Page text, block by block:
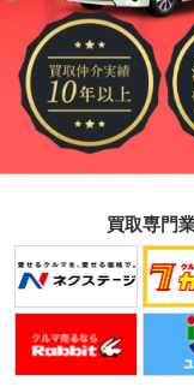
買取専門